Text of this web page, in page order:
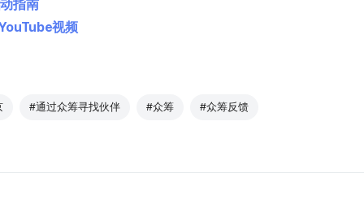
指南
YouTube视频
#通过众筹寻找伙伴 #众筹 #众筹反馈